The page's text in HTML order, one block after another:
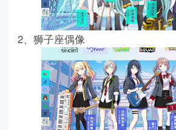
2、狮子座偶像